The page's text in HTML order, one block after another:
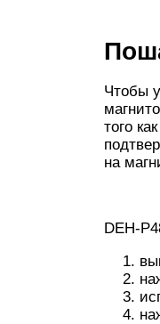
Чтобы
того
на
DEH-